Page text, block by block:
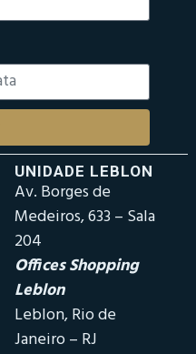
UNIDADE LEBLON
Av. Borges de
Medeiros, 633 – Sala
204
Offices Shopping
Leblon
Leblon, Rio de
Janeiro – RJ